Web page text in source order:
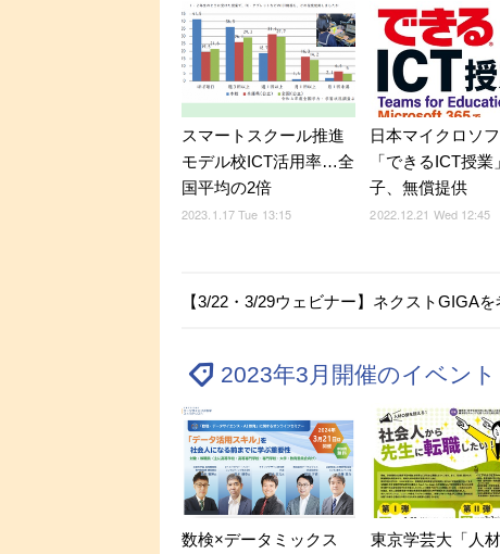
スマートスクール推進
モデル校ICT活用率…全
国平均の2倍
2023.1.17 Tue 13:15
日本マイクロソ
「できるICT授
子、無償提供
2022.12.21 Wed 12:45
【3/22・3/29ウェビナー】ネクストGIGA
2023年3月開催のイベン
数検×データミックス
東京学芸大「人